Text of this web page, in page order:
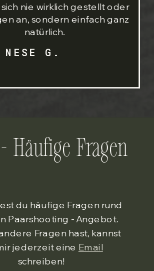
NESE G.
nie wirklich gestellt oder
an, sondern einfach ganz
natürlich.
du häufige Fragen rund
Paarshooting - Angebot.
Fragen hast, kannst
jederzeit eine Email
schreiben!
Häufige Fragen